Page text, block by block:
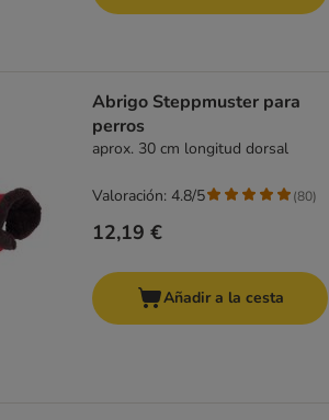
Abrigo Steppmuster para
perros
aprox. 30 cm longitud dorsal
12,19 €
Valoración: 4.8/5 (80)
Añadir a la cesta